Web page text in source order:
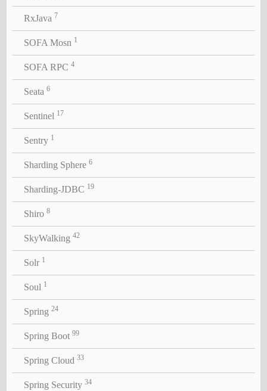
RxJava 7
SOFA Mosn 1
SOFA RPC 4
Seata 6
Sentinel 17
Sentry 1
Sharding Sphere 6
Sharding-JDBC 19
Shiro 8
SkyWalking 42
Solr 1
Soul 1
Spring 24
Spring Boot 99
Spring Cloud 33
Spring Security 34